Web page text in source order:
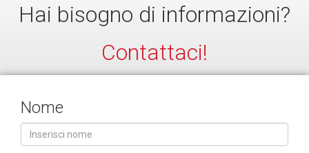
Hai bisogno di informazioni?
Contattaci!
Nome